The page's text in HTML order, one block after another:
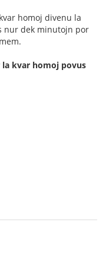
homoj divenu la
nur dek minutojn por
kvar homoj povus